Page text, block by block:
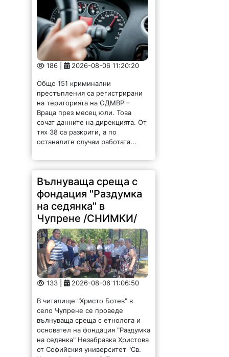
186 | 2026-08-06 11:20:20
престъпления са регистрирани
на територията на ОДМВР –
Враца през месец юли. Това
сочат данните на дирекцията. От
тях 38 са разкрити, а по
останалите случаи работата...
Вълнуваща среща с
фондация "Раздумка
на седянка" в
Чупрене /СНИМКИ/
133 | 2026-08-06 11:06:50
село Чупрене се проведе
вълнуваща среща с етнолога и
основател на фондация "Раздумка
на седянка" Незабравка Христова
от Софийския университет "Св.
Климент Охридски", Тихомир